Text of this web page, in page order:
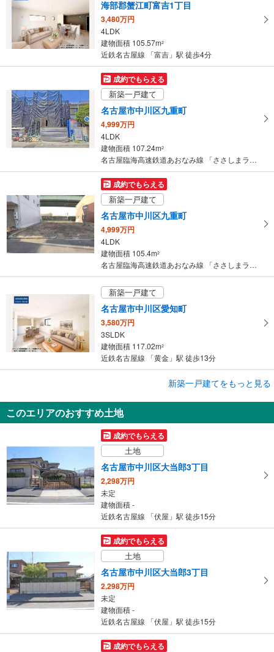
海部郡蟹江町富吉1丁目
3,480万円
4LDK
建物面積 105.57m2
近鉄名古屋線 「富吉」駅 徒歩4分
成約でもらえる
新築一戸建て
名古屋市中川区九重町
4,999万円
4LDK
建物面積 107.24m2
名古屋臨海高速鉄道あおなみ線 「ささしまライブ」駅 徒歩14分
成約でもらえる
新築一戸建て
名古屋市中川区九重町
4,999万円
4LDK
建物面積 105.4m2
名古屋臨海高速鉄道あおなみ線 「ささしまライブ」駅 徒歩14分
新築一戸建て
名古屋市中川区愛知町
3,580万円
3SLDK
建物面積 117.02m2
近鉄名古屋線 「黄金」駅 徒歩13分
名古屋市中川区供米田3丁目
3,699万円
4SLDK
建物面積 107.44m
近鉄名古屋線 「戸田」駅 徒歩7分
新築一戸建てをもっと見る
このエリアのおすすめ土地
成約でもらえる
土地
名古屋市中川区大当郎3丁目
2,298万円
未定
建物面積 -
近鉄名古屋線 「伏屋」駅 徒歩15分
成約でもらえる
土地
名古屋市中川区大当郎3丁目
2,298万円
未定
建物面積 -
近鉄名古屋線 「伏屋」駅 徒歩15分
成約でもらえる